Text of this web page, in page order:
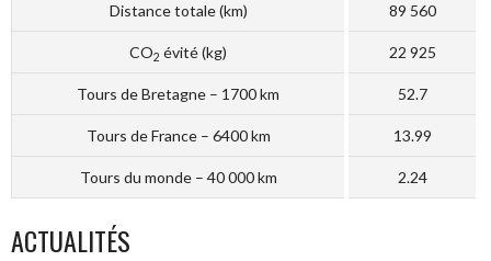
Distance totale (km) 89 560
CO2 évité (kg) 22 925
Tours de Bretagne – 1700 km 52.7
Tours de France – 6400 km 13.99
Tours du monde – 40 000 km 2.24
ACTUALITÉS